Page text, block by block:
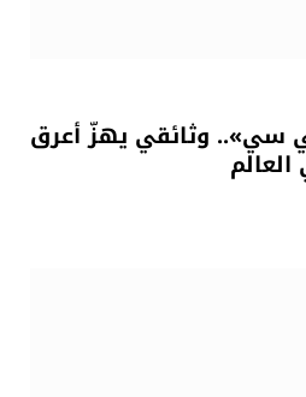
سي».. وثائقي يهزّ أعرق